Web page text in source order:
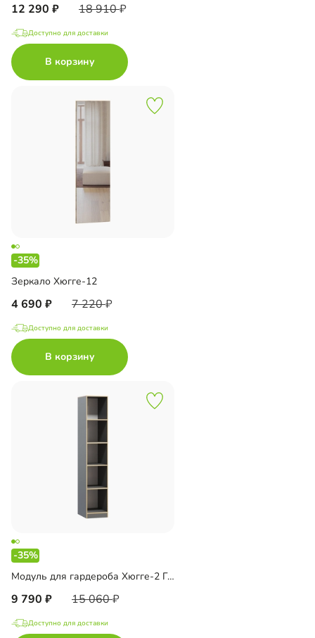
12 290 18 910
Доступно для доставки
В корзину
-35%
Зеркало Хюгге-12
4 690 7 220
Доступно для доставки
В корзину
-35%
Модуль для гардероба Хюгге-2 Графит
9 790 15 060
Доступно для доставки